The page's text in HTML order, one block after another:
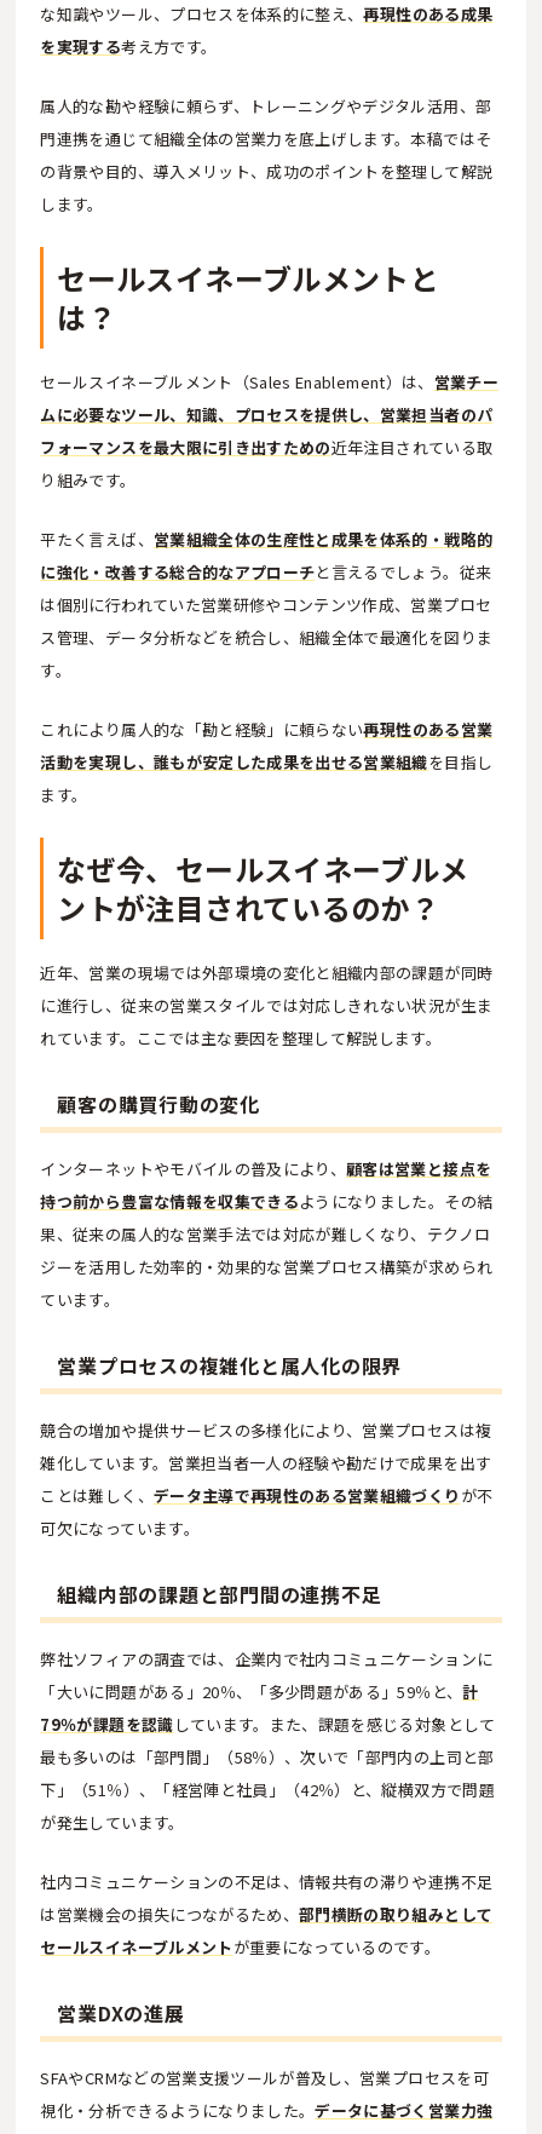
な知識やツール、プロセスを体系的に整え、再現性のある成果
を実現する考え方です。
属人的な勘や経験に頼らず、トレーニングやデジタル活用、部
門連携を通じて組織全体の営業力を底上げします。本稿ではそ
の背景や目的、導入メリット、成功のポイントを整理して解説
します。
セールスイネーブルメントと
は？
セールスイネーブルメント（Sales Enablement）は、 営業チー
ムに必要なツール、知識、プロセスを提供し、営業担当者のパ
フォーマンスを最大限に引き出すための近年注目されている取
り組みです。
平たく言えば、 営業組織全体の生産性と成果を体系的・戦略的
に強化・改善する総合的なアプローチと言えるでしょう。従来
は個別に行われていた営業研修やコンテンツ作成、営業プロセ
ス管理、データ分析などを統合し、組織全体で最適化を図りま
す。
これにより属人的な「勘と経験」に頼らない再現性のある営業
活動を実現し、誰もが安定した成果を出せる営業組織を目指し
ます。
なぜ今、セールスイネーブルメ
ントが注目されているのか？
近年、営業の現場では外部環境の変化と組織内部の課題が同時
に進行し、従来の営業スタイルでは対応しきれない状況が生ま
れています。ここでは主な要因を整理して解説します。
顧客の購買行動の変化
インターネットやモバイルの普及により、顧客は営業と接点を
持つ前から豊富な情報を収集できるようになりました。その結
果、従来の属人的な営業手法では対応が難しくなり、テクノロ
ジーを活用した効率的・効果的な営業プロセス構築が求められ
ています。
営業プロセスの複雑化と属人化の限界
競合の増加や提供サービスの多様化により、営業プロセスは複
雑化しています。営業担当者一人の経験や勘だけで成果を出す
ことは難しく、 データ主導で再現性のある営業組織づくり が不
可欠になっています。
組織内部の課題と部門間の連携不足
弊社ソフィアの調査では、企業内で社内コミュニケーションに
「大いに問題がある」20％、「多少問題がある」59％と、計
79％が課題を認識 しています。また、課題を感じる対象として
最も多いのは「部門間」（58％）、次いで「部門内の上司と部
下」（51％）、「経営陣と社員」（42％）と、縦横双方で問題
が発生しています。
社内コミュニケーションの不足は、情報共有の滞りや連携不足
は営業機会の損失につながるため、部門横断の取り組みとして
セールスイネーブルメントが重要になっているのです。
営業DXの進展
SFAやCRMなどの営業支援ツールが普及し、営業プロセスを可
視化・分析できるようになりました。データに基づく営業力強